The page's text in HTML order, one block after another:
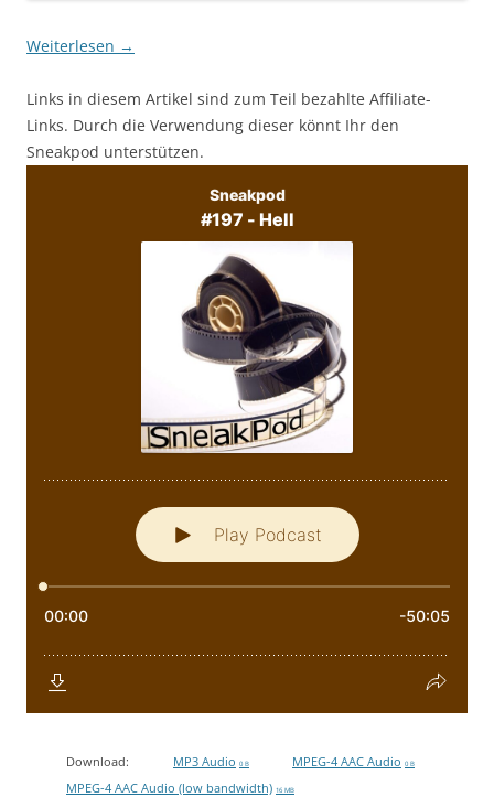
Weiterlesen →
Links in diesem Artikel sind zum Teil bezahlte Affiliate-
Links. Durch die Verwendung dieser könnt Ihr den
Sneakpod unterstützen.
Download: MP3 Audio 0 B MPEG-4 AAC Audio 0 B
MPEG-4 AAC Audio (low bandwidth) 16 MB